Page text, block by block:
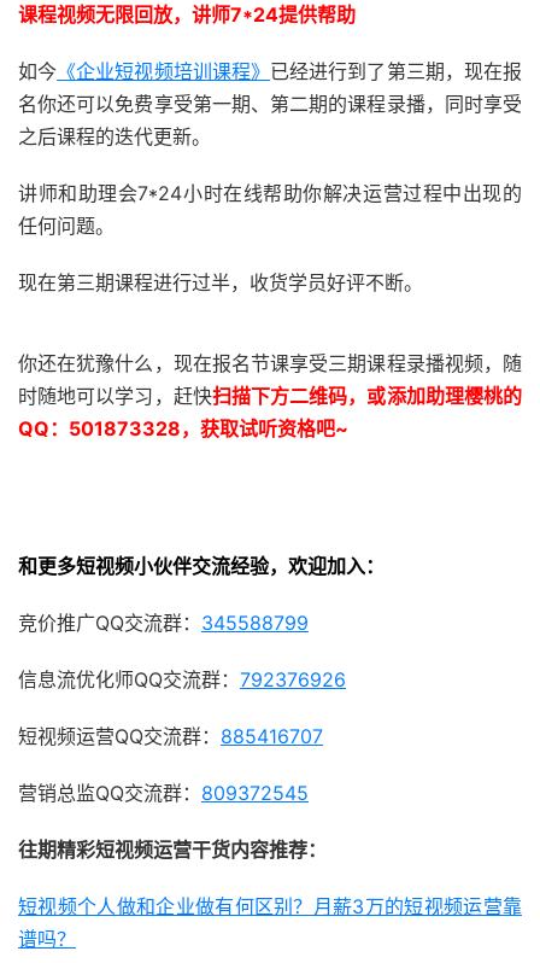
课程视频无限回放，讲师7*24提供帮助
如今 《企业短视频培训课程》 已经进行到了第三期，现在报
名你还可以免费享受第一期、第二期的课程录播，同时享受
之后课程的迭代更新。
讲师和助理会7*24小时在线帮助你解决运营过程中出现的
任何问题。
现在第三期课程进行过半，收货学员好评不断。
你还在犹豫什么，现在报名节课享受三期课程录播视频，随
时随地可以学习，赶快扫描下方二维码，或添加助理樱桃的
QQ：501873328，获取试听资格吧~
和更多短视频小伙伴交流经验，欢迎加入：
竞价推广QQ交流群： 345588799
信息流优化师QQ交流群： 792376926
短视频运营QQ交流群： 885416707
营销总监QQ交流群： 809372545
往期精彩短视频运营干货内容推荐：
短视频个人做和企业做有何区别？月薪3万的短视频运营靠
谱吗？